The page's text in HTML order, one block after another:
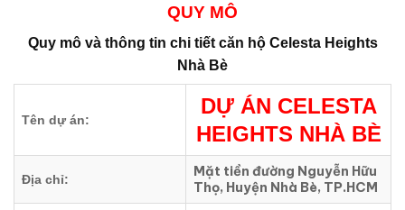
QUY MÔ
Quy mô và thông tin chi tiết căn hộCelesta Heights
Nhà Bè
Tên dự án:
DỰ ÁN CELESTA
HEIGHTS NHÀ BÈ
Địa chỉ:
Mặt tiền đường Nguyễn Hữu
Thọ, Huyện Nhà Bè, TP.HCM